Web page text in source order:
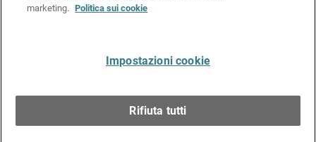
Kit Media & Brand
marketing. Politica sui cookie
Impostazioni cookie
Rifiuta tutti